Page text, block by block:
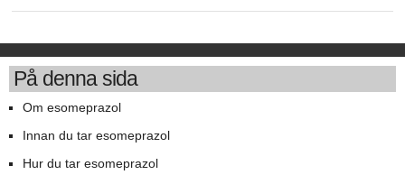
På denna sida
Om esomeprazol
Innan du tar esomeprazol
Hur du tar esomeprazol